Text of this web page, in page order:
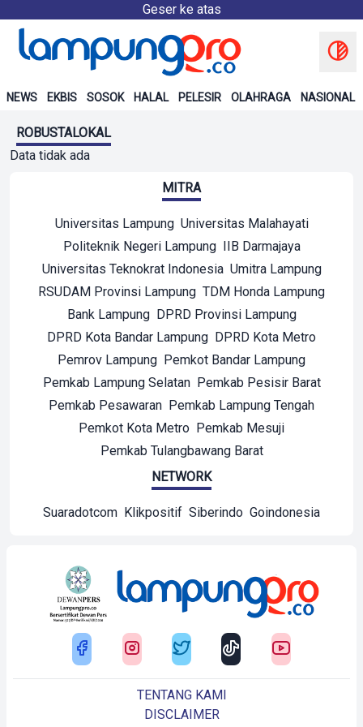
Geser ke atas
NEWS EKBIS SOSOK HALAL PELESIR OLAHRAGA NASIONAL
ROBUSTALOKAL
Data tidak ada
MITRA
Universitas Lampung Universitas Malahayati
Politeknik Negeri Lampung IIB Darmajaya
Universitas Teknokrat Indonesia Umitra Lampung
RSUDAM Provinsi Lampung TDM Honda Lampung
Bank Lampung DPRD Provinsi Lampung
DPRD Kota Bandar Lampung DPRD Kota Metro
Pemrov Lampung Pemkot Bandar Lampung
Pemkab Lampung Selatan Pemkab Pesisir Barat
Pemkab Pesawaran Pemkab Lampung Tengah
Pemkot Kota Metro Pemkab Mesuji
Pemkab Tulangbawang Barat
NETWORK
Suaradotcom Klikpositif Siberindo Goindonesia
TENTANG KAMI
DISCLAIMER